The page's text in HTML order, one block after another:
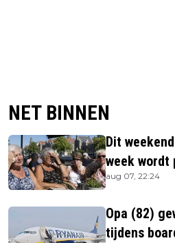
NET BINNEN
Dit
week wordt
aug 07, 22:24
Opa (82)
tijdens